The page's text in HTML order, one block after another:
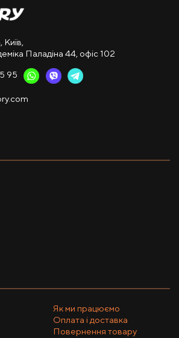
Паладіна 44, офіс 102
95
Як ми працюємо
Оплата і доставка
Повернення товару